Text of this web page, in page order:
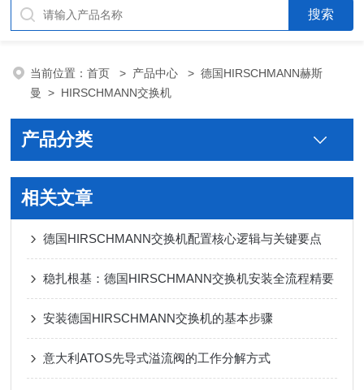
当前位置：首页 > 产品中心 >德国HIRSCHMANN赫斯
曼
> HIRSCHMANN交换机
产品分类
相关文章
德国HIRSCHMANN交换机配置核心逻辑与关键要点
稳扎根基：德国HIRSCHMANN交换机安装全流程精要
安装德国HIRSCHMANN交换机的基本步骤
意大利ATOS先导式溢流阀的工作分解方式